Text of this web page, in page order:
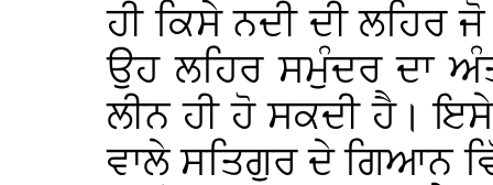
ਹੀ ਕਿਸੇ ਨਦੀ ਦੀ ਲਹਿਰ
ਉਹ ਲਹਿਰ ਸਮੁੰਦਰ ਦਾ
ਲੀਨ ਹੀ ਹੋ ਸਕਦੀ ਹੈ।
ਵਾਲੇ ਸਤਿਗੁਰ ਦੇ ਗਿਆਨ